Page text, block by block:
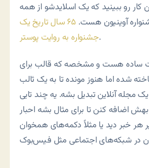
کار رو ببینید که یک اسلایدشو از همه
آوینیون هست.
۶۵ سال تاریخ یک
جشنواره به روایت پوستر.
ساده هست و مشخصه که قالب برای
شده اما هنوز مونده تا به یک ثالب
یک مجله آنلاین تبدیل بشه. یه چند تایی
بهش اضافه کنن تا برای مثال بشه احبار
هر خبر دید یا مثلاً دکمه‌های همخوان